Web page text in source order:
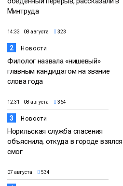
Минтруда
14:33 08 августа 323
2 Новости
Филолог назвала «нишевый»
главным кандидатом на звание
слова года
12:31 08 августа 364
3 Новости
Норильская служба спасения
объяснила, откуда в городе взялся
смог
07 августа 534